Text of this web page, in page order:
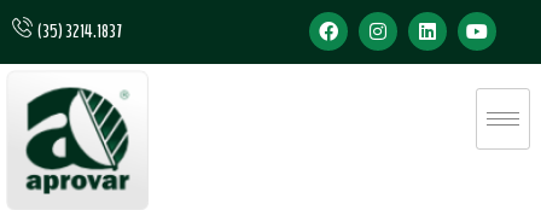
(35) 3214.1837